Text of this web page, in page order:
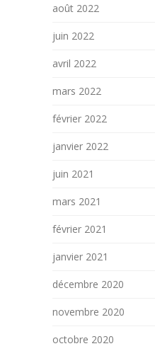
août 2022
juin 2022
avril 2022
mars 2022
février 2022
janvier 2022
juin 2021
mars 2021
février 2021
janvier 2021
décembre 2020
novembre 2020
octobre 2020